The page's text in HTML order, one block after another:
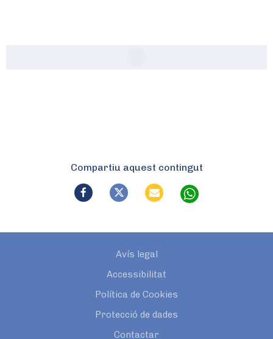
Compartiu aquest contingut
Avís legal
Accessibilitat
Política de Cookies
Protecció de dades
Contactar